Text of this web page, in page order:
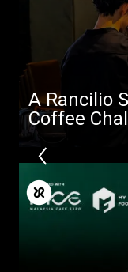
A Rancilio
Coffee